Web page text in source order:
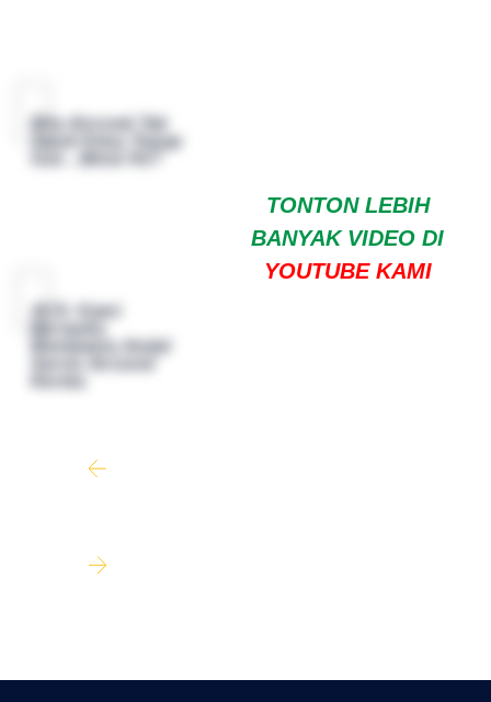
Bila Aircond Tak
Sejuk Kena Topup
Gas ..Betul Ke?
ACS- Kami
Membantu Anda!
TONTON LEBIH
BANYAK VIDEO DI
YOUTUBE KAMI